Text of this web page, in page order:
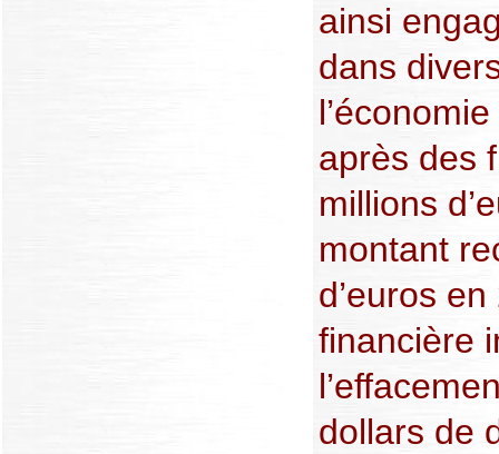
ainsi
dans
après des
millions
montant
d’euros
financière
dollars de